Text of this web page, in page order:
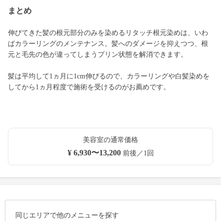
まとめ
伸びてきた髪の根元部分のみを染めるリタッチ根元染めは、いわ
ばカラーリングのメンテナンス。髪へのダメージを抑えつつ、根
元と毛先の色が違ってしまうプリン状態を解消できます。
髪は平均して1ヵ月に1cm伸びるので、カラーリングや白髪染めを
してから1ヵ月程度で施術を受けるのがお薦めです。
美容室の通常価格
¥ 6,930〜13,200前後／1回
同じエリアで他のメニューを探す